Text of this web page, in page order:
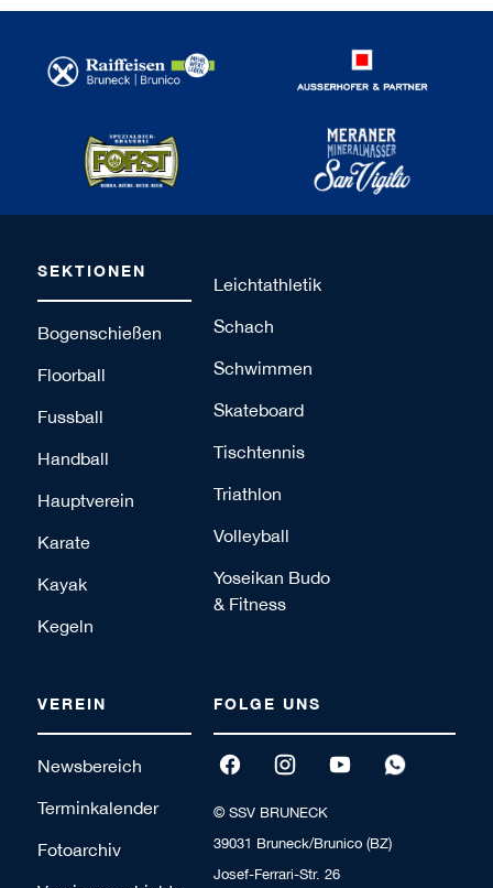
SEKTIONEN
Bogenschießen
Floorball
Fussball
Handball
Hauptverein
Karate
Kayak
Kegeln
Leichtathletik
Schach
Schwimmen
Skateboard
Tischtennis
Triathlon
Volleyball
Yoseikan Budo
& Fitness
VEREIN
Newsbereich
Terminkalender
Fotoarchiv
FOLGE UNS
© SSV BRUNECK
39031 Bruneck/Brunico (BZ)
Josef-Ferrari-Str. 26